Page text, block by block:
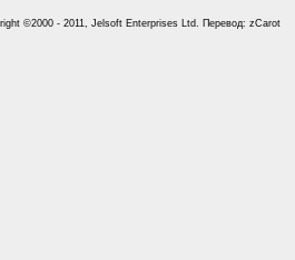
©2000 - 2011, Jelsoft Enterprises Ltd. Перевод: zCarot